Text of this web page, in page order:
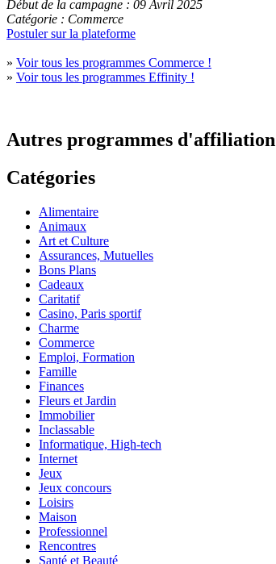
Début de la campagne : 09 Avril 2025
Catégorie : Commerce
Postuler sur la plateforme
» Voir tous les programmes Commerce !
» Voir tous les programmes Effinity !
Autres programmes d'affiliation
Catégories
Alimentaire
Animaux
Art et Culture
Assurances, Mutuelles
Bons Plans
Cadeaux
Caritatif
Casino, Paris sportif
Charme
Commerce
Emploi, Formation
Famille
Finances
Fleurs et Jardin
Immobilier
Inclassable
Informatique, High-tech
Internet
Jeux
Jeux concours
Loisirs
Maison
Professionnel
Rencontres
Santé et Beauté